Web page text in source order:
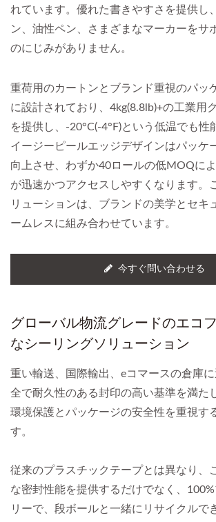
れています。優れた書きやすさを提供し
ン、油性ペン、さまざまなマーカーをサ
のにじみがありません。
重荷用のカートンとブランド重視のパッ
に設計されており、4kg(8.8lb)+の工業用
を提供し、-20°C(-4°F)という低温でも性
イージーピールエッジデザインはパッケ
向上させ、わずか40ロールの低MOQに
が迅速かつアクセスしやすくなります。
リューションは、ブランドの美学とセキ
ームレスに組み合わせています。
今すぐ問い合わせる
グローバル物流グレードのエコ
なシーリングソリューション
重い輸送、国際輸出、eコマースの倉庫
全で耐久性のある封印の高い基準を満た
環境保護とパッケージの安全性を重視す
す。
従来のプラスチックテープとは異なり、
な密封性能を提供するだけでなく、
リーで、段ボールと一緒にリサイクルで